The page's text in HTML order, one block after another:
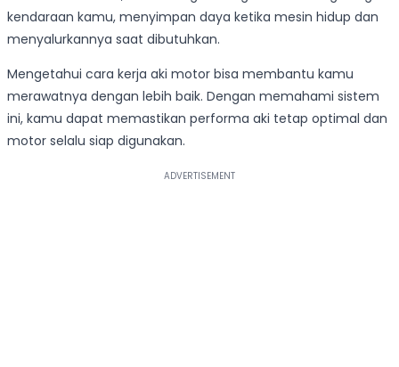
kendaraan kamu, menyimpan daya ketika mesin hidup dan
menyalurkannya saat dibutuhkan.
Mengetahui cara kerja aki motor bisa membantu kamu
merawatnya dengan lebih baik. Dengan memahami sistem
ini, kamu dapat memastikan performa aki tetap optimal dan
motor selalu siap digunakan.